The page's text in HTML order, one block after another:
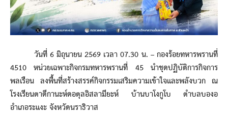
วันที่ 6 มิถุนายน 2569 เวลา 07.30 น. – กองร้อยทหารพรานที่
4510 หน่วยเฉพาะกิจกรมทหารพรานที่ 45 นำชุดปฏิบัติการกิจการ
พลเรือน ลงพื้นที่สร้างสรรค์กิจกรรมเสริมความเข้าใจและพลังบวก ณ
โรงเรียนตาดีกานะห์ดอตุลอิสลามียะห์ บ้านบาโงกูโบ ตำบลบองอ
อำเภอระแงะ จังหวัดนราธิวาส